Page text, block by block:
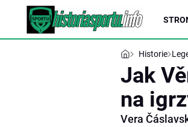
Historie
Jak
na
Vera